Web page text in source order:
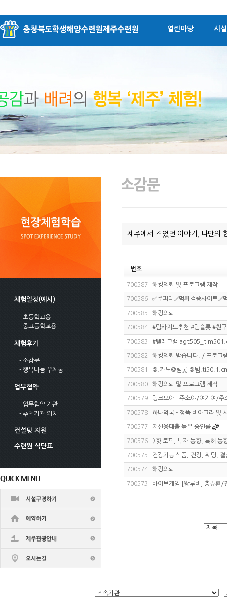
열린마당 시
체험일정(예시)
- 초등학교용
- 중고등학교용
체험후기
- 소감문
- 행복나눔 우체통
업무협약
- 업무협약 기관
- 추천기관 위치
컨설팅 지원
수련원 식단표
제주에서 겪었던 이야기, 나만의
번호
700587 해킹의뢰 및 프로그램 제작
700586 ✅주피터✅먹튀검증사이트✅
700585 해킹의뢰
700584 #팀카지노추천 #팀슬롯 #
700583 #텔레그램
700582 해킹의뢰 받습니다. / 프로그
700581 @.카노@팀롯 @팀
700580 해킹의뢰 및 프로그램 제작
700579 링크모아 - 주소야/여기여/
700578 하나약국 - 정품 비아그라 및
700577 저신용대출 높은 승인률
700576 >핫 토픽, 투자 동향, 특허 동
700575 건강기능 식품, 건강, 웨딩,
700574 해킹의뢰
700573 바이브게임 [왕루비] 충☆환